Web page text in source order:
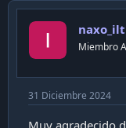
naxo_ilt
Miembro
31 Diciembre 2024
Muy agradecido